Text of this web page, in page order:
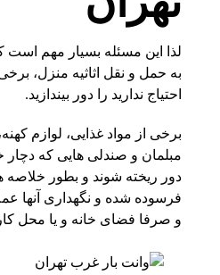
لذا این مسئله بسیار مهم است
به حمل و نقل اثاثیه منزل،
احتیاج ندارید را دور بیندازید.
برخی از مواد غذایی، لوازم
مبلمان و صندلی هایی که
دور ریخته شوند و بطور خلاصه
فرسوده شده و نگهداری آنها
و صرفا فضای خانه و یا محل